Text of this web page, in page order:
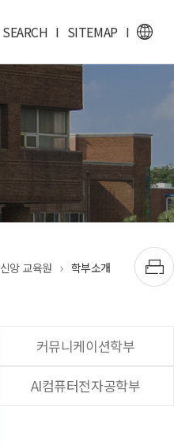
SEARCH I SITEMAP I
신앙 교육원 학부소개
커뮤니케이션학부
AI컴퓨터전자공학부